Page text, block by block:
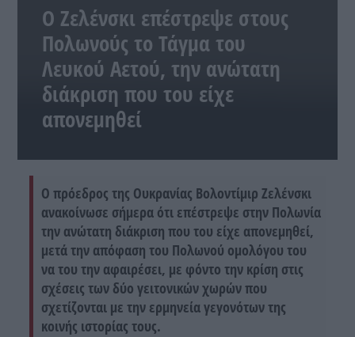
O Ζελένσκι επέστρεψε στους
Πολωνούς το Τάγμα του
Λευκού Αετού, την ανώτατη
διάκριση που του είχε
απονεμηθεί
Ο πρόεδρος της Ουκρανίας Βολοντίμιρ Ζελένσκι
ανακοίνωσε σήμερα ότι επέστρεψε στην Πολωνία
την ανώτατη διάκριση που του είχε απονεμηθεί,
μετά την απόφαση του Πολωνού ομολόγου του
να του την αφαιρέσει, με φόντο την κρίση στις
σχέσεις των δύο γειτονικών χωρών που
σχετίζονται με την ερμηνεία γεγονότων της
κοινής ιστορίας τους.